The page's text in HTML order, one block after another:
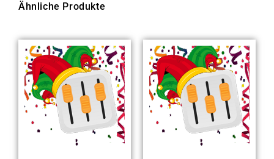
Ähnliche Produkte